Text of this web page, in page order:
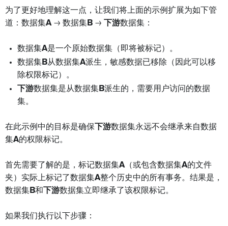
为了更好地理解这一点，让我们将上面的示例扩展为如下管
道：数据集A→ 数据集B → 下游数据集：
数据集A是一个原始数据集（即将被标记）。
数据集B从数据集A派生，敏感数据已移除（因此可以移
除权限标记）。
下游数据集是从数据集B派生的，需要用户访问的数据
集。
在此示例中的目标是确保 下游数据集永远不会继承来自数据
集A的权限标记。
首先需要了解的是，标记数据集A（或包含数据集A的文件
夹）实际上标记了数据集A整个历史中的所有事务。结果是，
数据集B和 下游数据集立即继承了该权限标记。
如果我们执行以下步骤：